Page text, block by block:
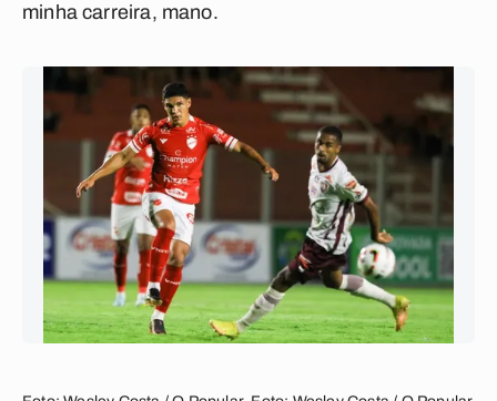
minha carreira, mano.